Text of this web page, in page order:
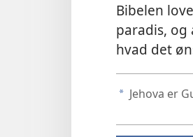
Bibelen
paradis, og
hvad det
a Jehova er